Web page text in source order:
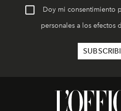
Doy mi consentimiento
personales a los efectos